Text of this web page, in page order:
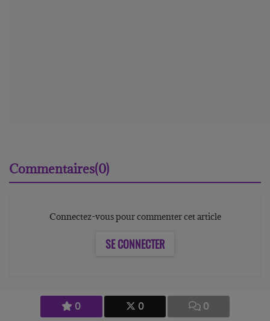
0 0 0
Commentaires(0)
Connectez-vous pour commenter cet article
SE CONNECTER